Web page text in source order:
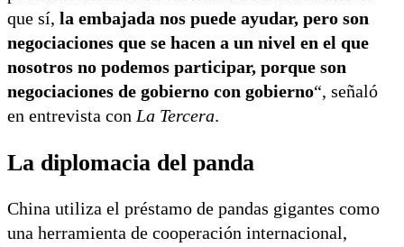
que sí, la embajada nos puede ayudar, pero son
negociaciones que se hacen a un nivel en el que
nosotros no podemos participar, porque son
negociaciones de gobierno con gobierno“, señaló
en entrevista conLa Tercera.
La diplomacia del panda
China utiliza el préstamo de pandas gigantes como
una herramienta de cooperación internacional,